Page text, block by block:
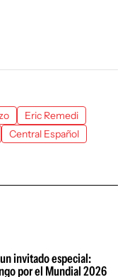
Eric Remedi
Central Español
invitado especial:
por el Mundial 2026